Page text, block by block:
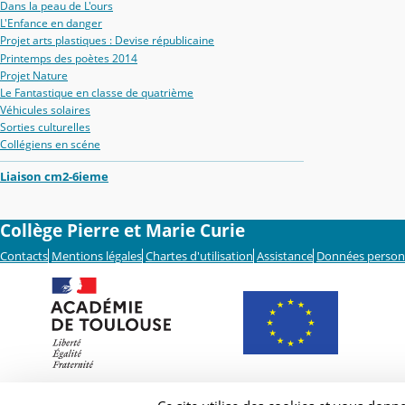
Dans la peau de L'ours
L'Enfance en danger
Projet arts plastiques : Devise républicaine
Printemps des poètes 2014
Projet Nature
Le Fantastique en classe de quatrième
Véhicules solaires
Sorties culturelles
Collégiens en scéne
Liaison cm2-6ieme
Collège Pierre et Marie Curie
Contacts Mentions légales Chartes d'utilisation Assistance Données